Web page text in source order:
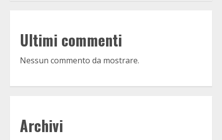
Ultimi commenti
Nessun commento da mostrare.
Archivi